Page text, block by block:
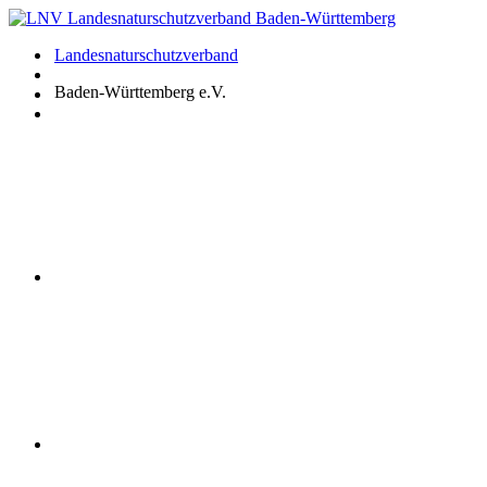
Zum
springenLandesnaturschutzverband
Baden-Württemberg e.V.